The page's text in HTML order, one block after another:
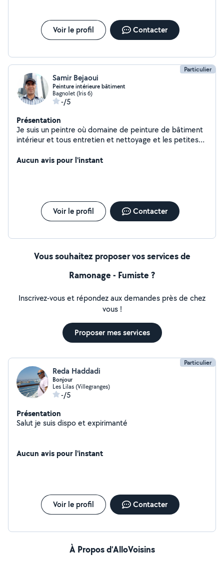
Voir le profil Contacter
Particulier
Samir Bejaoui
Peinture intérieure bâtiment
Bagnolet (Iris 6)
-/5
Présentation
Je suis un peintre où domaine de peinture de bâtiment
intérieur et tous entretien et nettoyage et les petites
Aucun avis pour l'instant
Voir le profil Contacter
Vous souhaitez proposer vos services de
Ramonage - Fumiste ?
Inscrivez-vous et répondez aux demandes près de chez
vous !
Proposer mes services
Particulier
Reda Haddadi
Bonjour
Les Lilas (Villegranges)
-/5
Présentation
Salut je suis dispo et expirimanté
Aucun avis pour l'instant
Voir le profil Contacter
À Propos d’AlloVoisins